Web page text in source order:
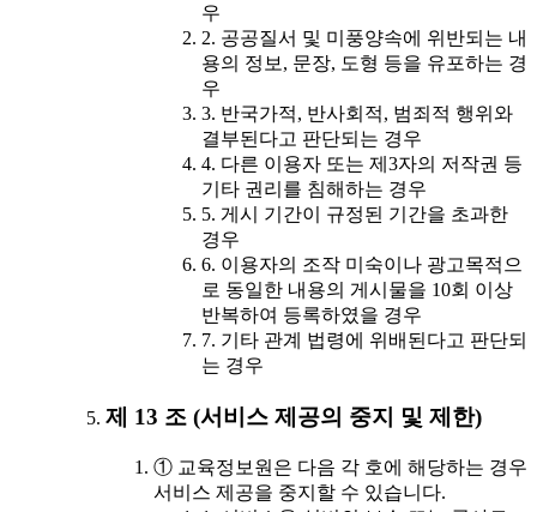
우
2. 공공질서 및 미풍양속에 위반되는 내
용의 정보, 문장, 도형 등을 유포하는 경
우
3. 반국가적, 반사회적, 범죄적 행위와
결부된다고 판단되는 경우
4. 다른 이용자 또는 제3자의 저작권 등
기타 권리를 침해하는 경우
5. 게시 기간이 규정된 기간을 초과한
경우
6. 이용자의 조작 미숙이나 광고목적으
로 동일한 내용의 게시물을 10회 이상
반복하여 등록하였을 경우
7. 기타 관계 법령에 위배된다고 판단되
는 경우
제 13 조 (서비스 제공의 중지 및 제한)
① 교육정보원은 다음 각 호에 해당하는 경우
서비스 제공을 중지할 수 있습니다.